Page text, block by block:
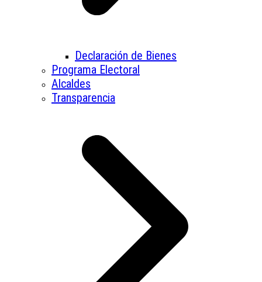
Declaración de Bienes
Programa Electoral
Alcaldes
Transparencia